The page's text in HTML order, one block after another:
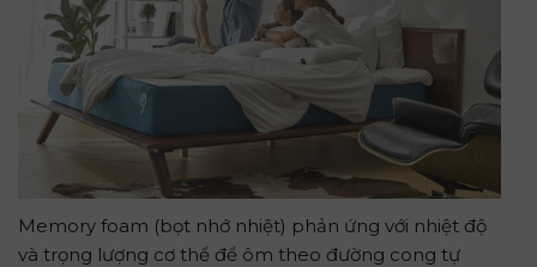
Memory foam (bọt nhớ nhiệt) phản ứng với nhiệt độ
và trọng lượng cơ thể để ôm theo đường cong tự